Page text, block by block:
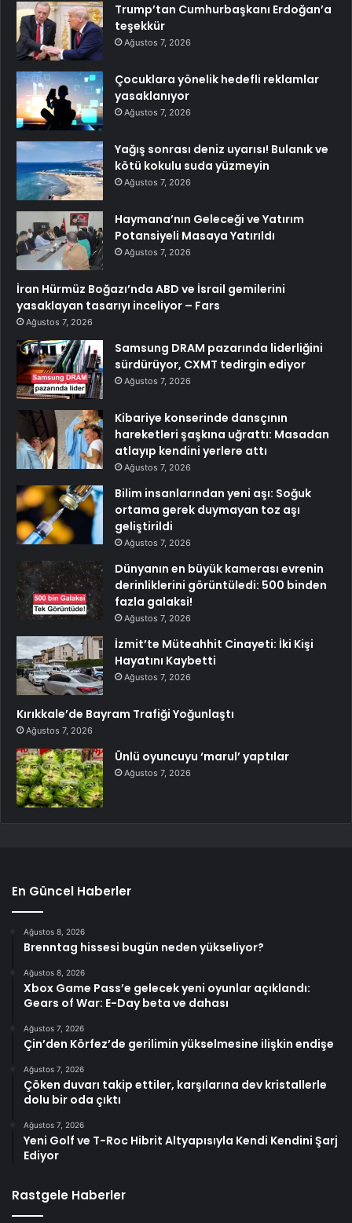
Trump’tan Cumhurbaşkanı Erdoğan’a
teşekkür
Ağustos 7, 2026
Çocuklara yönelik hedefli reklamlar
yasaklanıyor
Ağustos 7, 2026
Yağış sonrası deniz uyarısı! Bulanık ve
kötü kokulu suda yüzmeyin
Ağustos 7, 2026
Haymana’nın Geleceği ve Yatırım
Potansiyeli Masaya Yatırıldı
Ağustos 7, 2026
İran Hürmüz Boğazı’nda ABD ve İsrail gemilerini
yasaklayan tasarıyı inceliyor – Fars
Ağustos 7, 2026
Samsung DRAM pazarında liderliğini
sürdürüyor, CXMT tedirgin ediyor
Ağustos 7, 2026
Kibariye konserinde dansçının
hareketleri şaşkına uğrattı: Masadan
atlayıp kendini yerlere attı
Ağustos 7, 2026
Bilim insanlarından yeni aşı: Soğuk
ortama gerek duymayan toz aşı
geliştirildi
Ağustos 7, 2026
Dünyanın en büyük kamerası evrenin
derinliklerini görüntüledi: 500 binden
fazla galaksi!
Ağustos 7, 2026
İzmit’te Müteahhit Cinayeti: İki Kişi
Hayatını Kaybetti
Ağustos 7, 2026
Kırıkkale’de Bayram Trafiği Yoğunlaştı
Ağustos 7, 2026
Ünlü oyuncuyu ‘marul’ yaptılar
Ağustos 7, 2026
En Güncel Haberler
Ağustos 8, 2026
Brenntag hissesi bugün neden yükseliyor?
Ağustos 8, 2026
Xbox Game Pass’e gelecek yeni oyunlar açıklandı:
Gears of War: E-Day beta ve dahası
Ağustos 7, 2026
Çin’den Körfez’de gerilimin yükselmesine ilişkin endişe
Ağustos 7, 2026
Çöken duvarı takip ettiler, karşılarına dev kristallerle
dolu bir oda çıktı
Ağustos 7, 2026
Yeni Golf ve T-Roc Hibrit Altyapısıyla Kendi Kendini Şarj
Ediyor
Rastgele Haberler